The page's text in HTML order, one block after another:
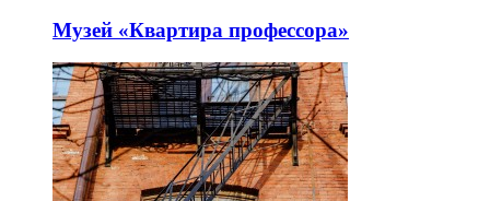
Музей «Квартира профессора»